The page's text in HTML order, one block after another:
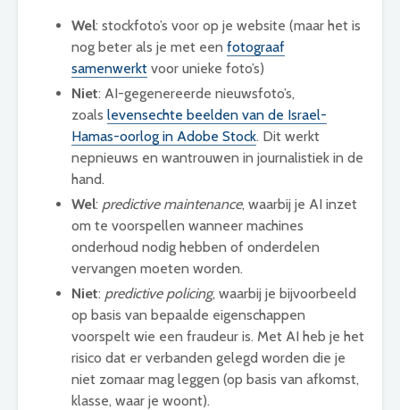
Wel: stockfoto’s voor op je website (maar het is
nog beter als je met een fotograaf
samenwerkt voor unieke foto’s)
Niet: AI-gegenereerde nieuwsfoto’s,
zoals levensechte beelden van de Israel-
Hamas-oorlog in Adobe Stock. Dit werkt
nepnieuws en wantrouwen in journalistiek in de
hand.
Wel: predictive maintenance, waarbij je AI inzet
om te voorspellen wanneer machines
onderhoud nodig hebben of onderdelen
vervangen moeten worden.
Niet: predictive policing, waarbij je bijvoorbeeld
op basis van bepaalde eigenschappen
voorspelt wie een fraudeur is. Met AI heb je het
risico dat er verbanden gelegd worden die je
niet zomaar mag leggen (op basis van afkomst,
klasse, waar je woont).